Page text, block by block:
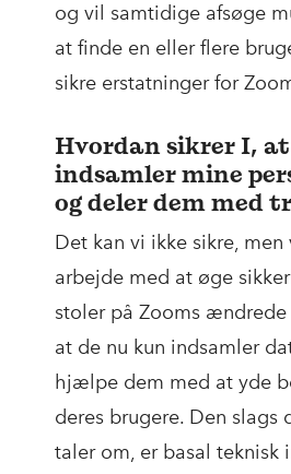
og vil samtidige afsøge
at finde en eller flere
sikre erstatninger for
Hvordan sikrer I,
indsamler mine
og deler dem med
Det kan vi ikke sikre,
arbejde med at øge
stoler på Zooms
at de nu kun indsamler
hjælpe dem med at yde
deres brugere. Den slags
taler om, er basal teknisk